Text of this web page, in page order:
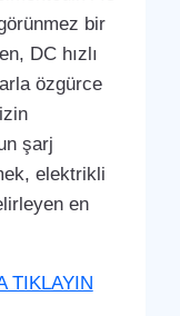
bir
DC hızlı
özgürce
şarj
elektrikli
en
TIKLAYIN